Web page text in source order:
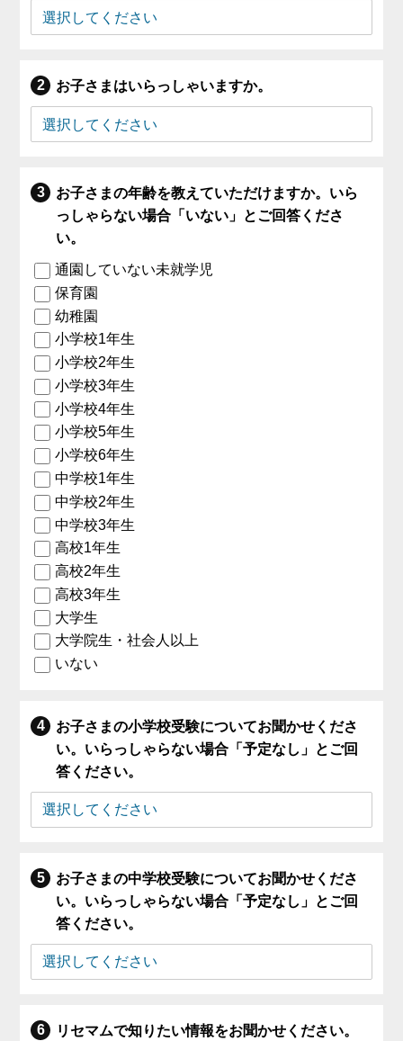
お子さまはいらっしゃいますか。
お子さまの年齢を教えていただけますか。いら
っしゃらない場合「いない」とご回答くださ
い。
通園していない未就学児
保育園
幼稚園
小学校1年生
小学校2年生
小学校3年生
小学校4年生
小学校5年生
小学校6年生
中学校1年生
中学校2年生
中学校3年生
高校1年生
高校2年生
高校3年生
大学生
大学院生・社会人以上
いない
お子さまの小学校受験についてお聞かせくださ
い。いらっしゃらない場合「予定なし」とご回
答ください。
お子さまの中学校受験についてお聞かせくださ
い。いらっしゃらない場合「予定なし」とご回
答ください。
リセマムで知りたい情報をお聞かせください。